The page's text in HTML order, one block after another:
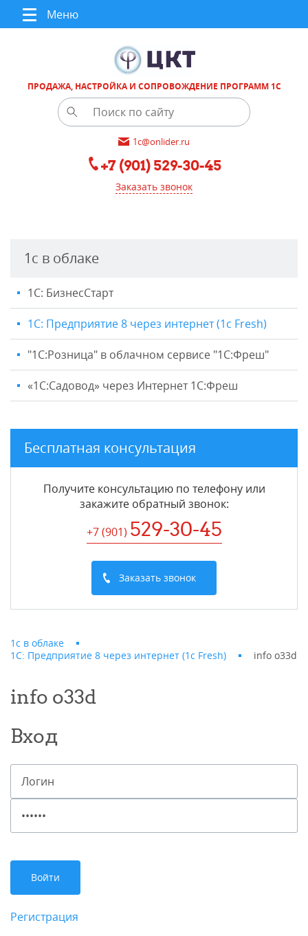
Меню
ПРОДАЖА, НАСТРОЙКА И СОПРОВОЖДЕНИЕ ПРОГРАММ 1С
1c@onlider.ru
+7 (901) 529-30-45
Заказать звонок
1с в облаке
1С: БизнесСтарт
1С: Предприятие 8 через интернет (1c Fresh)
"1C:Розница" в облачном сервисе "1С:Фреш"
«1С:Садовод» через Интернет 1С:Фреш
Бесплатная консультация
Получите консультацию по телефону или
закажите обратный звонок:
+7 (901) 529-30-45
Заказать звонок
1с в облаке
1С: Предприятие 8 через интернет (1c Fresh)
info o33d
info o33d
Вход
Регистрация